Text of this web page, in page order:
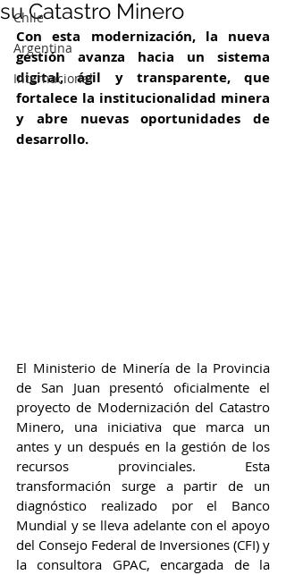
Chile
Argentina
Internacional
su Catastro Minero
Con esta modernización, la nueva
gestión avanza hacia un sistema
digital, ágil y transparente, que
fortalece la institucionalidad minera
y abre nuevas oportunidades de
El Ministerio de Minería de la Provincia
de San Juan presentó oficialmente el
proyecto de Modernización del Catastro
Minero, una iniciativa que marca un
antes y un después en la gestión de los
recursos provinciales. Esta
transformación surge a partir de un
diagnóstico realizado por el Banco
Mundial y se lleva adelante con el apoyo
del Consejo Federal de Inversiones (CFI) y
la consultora GPAC, encargada de la